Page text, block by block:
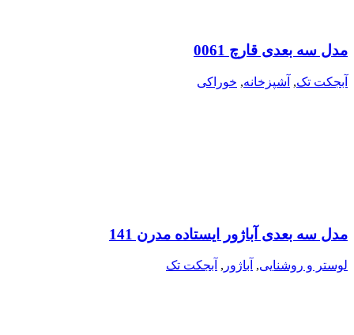
مدل سه بعدی قارچ 0061
آبجکت تک, آشپزخانه, خوراکی
مدل سه بعدی آباژور ایستاده مدرن 141
لوستر و روشنایی, آباژور , آبجکت تک